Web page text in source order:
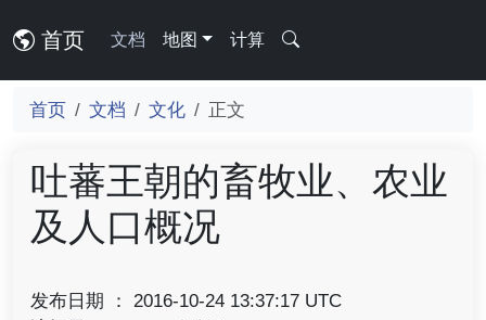
首页 文档 地图 计算
首页 文档 文化 正文
吐蕃王朝的畜牧业、农业
及人口概况
发布日期 ： 2016-10-24 13:37:17 UTC